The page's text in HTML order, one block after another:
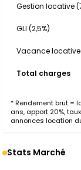
Gestion locative
GLI (2,5%)
Vacance locative
Total charges
* Rendement brut =
ans, apport 20%,
annonces location
Stats Marché